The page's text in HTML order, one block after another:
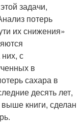
задачи,
потерь
их снижения»
с
в
сахара в
десять лет,
книги, сделан